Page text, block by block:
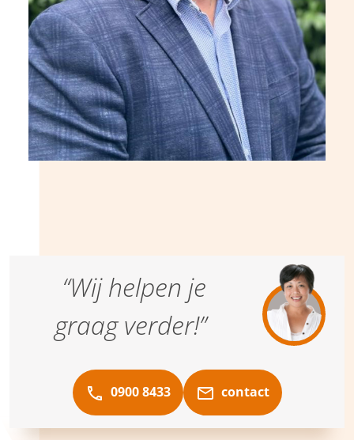
“Wij helpen je
graag verder!”
0900 8433 contact